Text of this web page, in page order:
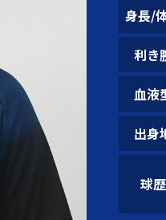
身長/
利き
血液
出身
球歴